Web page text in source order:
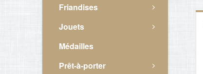
Friandises
Jouets
Médailles
Prêt-à-porter